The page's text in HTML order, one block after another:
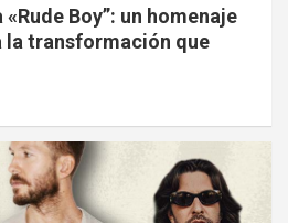
Boy”: un homenaje
la transformación que